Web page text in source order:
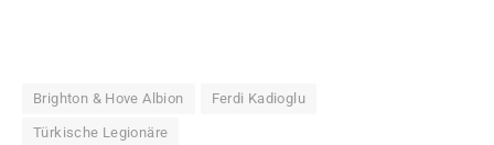
Brighton & Hove Albion Ferdi Kadioglu
Türkische Legionäre